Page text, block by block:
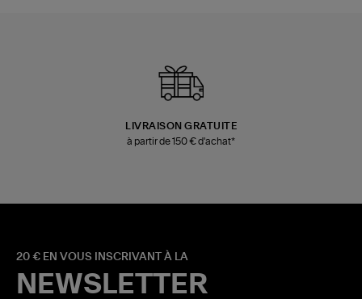
LIVRAISON GRATUITE
à partir de 150 € d'achat*
20 € EN VOUS INSCRIVANT À LA
NEWSLETTER